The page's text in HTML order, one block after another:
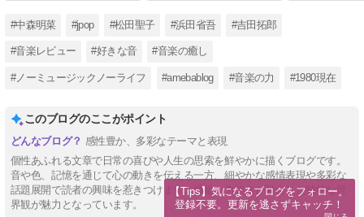
#中森明菜 #jpop #松田聖子 #浜田省吾 #吉田拓郎
#音楽レビュー #好きな音 #音楽の癒し
#ノーミュージックノーライフ #amebablog #音楽の力 #1980現在
このブログのここがポイント
感性豊か、多彩なテーマと表現
個性あふれる文章で日常の喜びや人生の思索を鮮やかに描くブログです。
音や色、記憶を通じて心の動きを伝える一方、細やかな感情表現や多彩な
話題展開で読者の興味を惹きつけます。繊細と力強さが融合した独特な世
界観が魅力となっています。
【Tips】気になるブログをフォロー。
登録不要。更新を逃さずキャッチ！